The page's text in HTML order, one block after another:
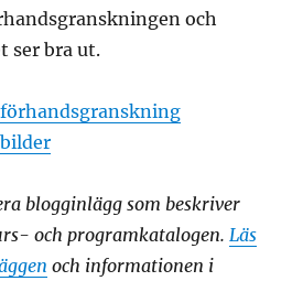
och
ser bra ut.
blogginlägg som beskriver
och programkatalogen. Läs
och informationen i